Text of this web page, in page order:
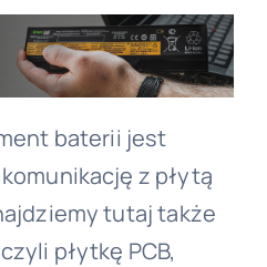
baterii jest
z płytą
tutaj także
płytkę PCB,